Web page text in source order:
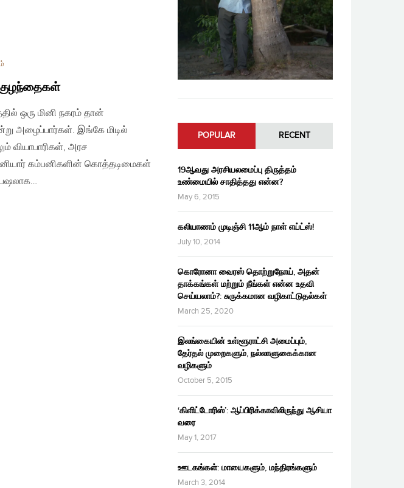
குழந்தைகள்
ஒரு மினி நகரம் தான்
அழைப்பார்கள். இங்கே மிடில்
வியாபாரிகள், அரச
கம்பனிகளின் கொத்தடிமைகள்
POPULAR RECENT
19ஆவது அரசியலமைப்பு திருத்தம்
உண்மையில் சாதித்தது என்ன?
May 6, 2015
கலியாணம் முடிஞ்சி 11ஆம் நாள் எய்ட்ஸ்!
July 10, 2014
கொரோனா வைரஸ் தொற்றுநோய், அதன்
தாக்கங்கள் மற்றும் நீங்கள் என்ன உதவி
செய்யலாம்?: சுருக்கமான வழிகாட்டுதல்கள்
March 25, 2020
இலங்கையின் உள்ளூராட்சி அமைப்பும்,
தேர்தல் முறைகளும், நல்லாளுகைக்கான
வழிகளும்
October 5, 2015
‘கிளிட்டோரிஸ்’: ஆப்பிரிக்காவிலிருந்து ஆசியா
வரை
May 1, 2017
ஊடகங்கள்: மாயைகளும், மந்திரங்களும்
March 3, 2014